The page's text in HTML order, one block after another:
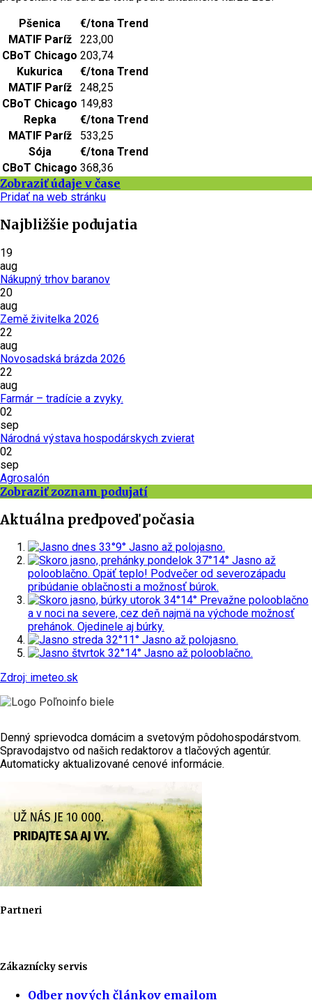
Pšenica
€/tona Trend
MATIF Paríž
223,00
CBoT Chicago 203,74
Kukurica
€/tona Trend
MATIF Paríž
248,25
CBoT Chicago 149,83
Repka
€/tona Trend
MATIF Paríž
533,25
Sója
€/tona Trend
CBoT Chicago 368,36
Zobraziť údaje v čase
Pridať na web stránku
Najbližšie podujatia
19
aug
Nákupný trhov baranov
20
aug
Země živitelka 2026
22
aug
Novosadská brázda 2026
22
aug
Farmár – tradície a zvyky.
02
sep
Národná výstava hospodárskych zvierat
02
sep
Agrosalón
Zobraziť zoznam podujatí
Aktuálna predpoveď počasia
dnes 33°9° Jasno až polojasno.
pondelok 37°14° Jasno až
polooblačno. Opäť teplo! Podvečer od severozápadu
pribúdanie oblačnosti a možnosť búrok.
utorok 34°14° Prevažne polooblačno
a v noci na severe, cez deň najmä na východe možnosť
prehánok. Ojedinele aj búrky.
streda 32°11° Jasno až polojasno.
štvrtok 32°14° Jasno až polooblačno.
Zdroj: imeteo.sk
Denný sprievodca domácim a svetovým pôdohospodárstvom.
Spravodajstvo od našich redaktorov a tlačových agentúr.
Automaticky aktualizované cenové informácie.
Partneri
Zákaznícky servis
Odber nových článkov emailom